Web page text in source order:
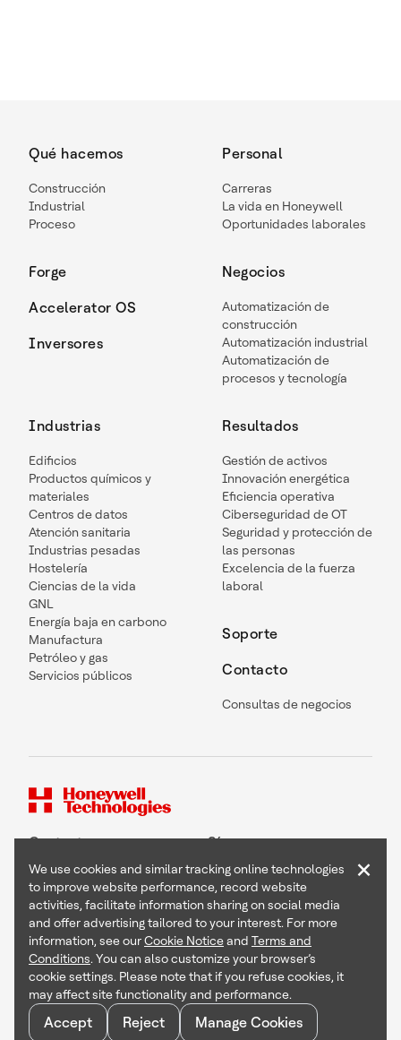
Qué hacemos
Construcción
Industrial
Proceso
Forge
Accelerator OS
Inversores
Personal
Carreras
La vida en Honeywell
Oportunidades laborales
Negocios
Automatización de
construcción
Automatización industrial
Automatización de
procesos y tecnología
Industrias
Edificios
Productos químicos y
materiales
Centros de datos
Atención sanitaria
Industrias pesadas
Hostelería
Ciencias de la vida
GNL
Energía baja en carbono
Manufactura
Petróleo y gas
Servicios públicos
Resultados
Gestión de activos
Innovación energética
Eficiencia operativa
Ciberseguridad de OT
Seguridad y protección de
las personas
Excelencia de la fuerza
laboral
Soporte
Contacto
Consultas de negocios
Contacto Síguenos
Copyright © 2026 Honeywell International Inc
Terms & Conditions
Privacy Statement
Your Privacy Choices
Cookie Notice
Global Unsubscribe
We use cookies and similar tracking online technologies
to improve website performance, record website
activities, facilitate information sharing on social media
and offer advertising tailored to your interest. For more
information, see ourCookie Noticeand Terms and
Conditions. You can also customize your browser’s
cookie settings. Please note that if you refuse cookies, it
may affect site functionality and performance.
Accept Reject Manage Cookies
×